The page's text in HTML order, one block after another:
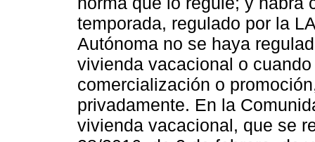
temporada, regulado por la
Autónoma no se haya
vivienda vacacional o
comercialización o
privadamente. En la
vivienda vacacional, que se